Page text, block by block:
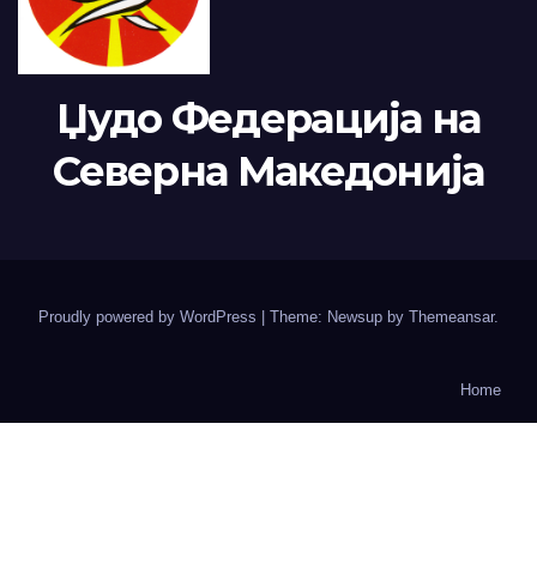
Џудо Федерација на
Северна Македонија
Proudly powered by WordPress Theme: Newsup by Themeansar.
Home